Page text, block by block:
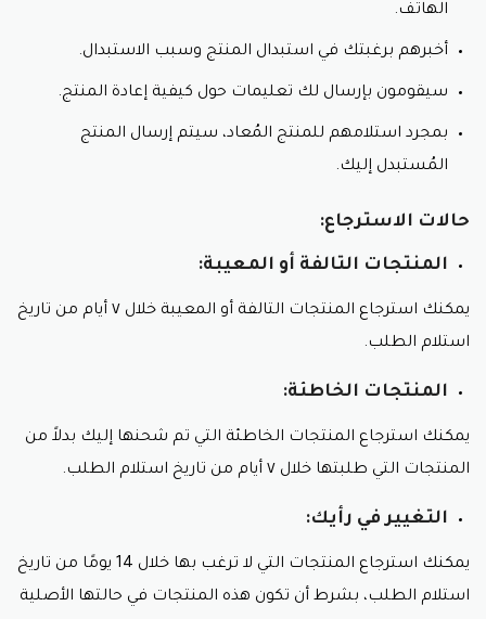
الهاتف.
أخبرهم برغبتك في استبدال المنتج وسبب الاستبدال.
سيقومون بإرسال لك تعليمات حول كيفية إعادة المنتج.
بمجرد استلامهم للمنتج المُعاد، سيتم إرسال المنتج
المُستبدل إليك.
حالات الاسترجاع:
المنتجات التالفة أو المعيبة:
يمكنك استرجاع المنتجات التالفة أو المعيبة خلال ٧ أيام من تاريخ
استلام الطلب.
المنتجات الخاطئة:
يمكنك استرجاع المنتجات الخاطئة التي تم شحنها إليك بدلاً من
المنتجات التي طلبتها خلال ٧ أيام من تاريخ استلام الطلب.
التغيير في رأيك:
يمكنك استرجاع المنتجات التي لا ترغب بها خلال 14 يومًا من تاريخ
استلام الطلب، بشرط أن تكون هذه المنتجات في حالتها الأصلية